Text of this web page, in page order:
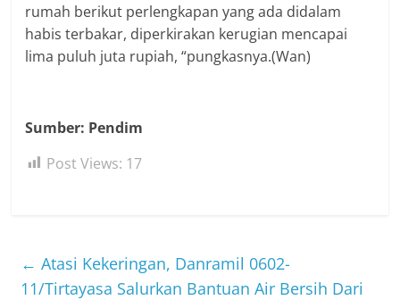
rumah berikut perlengkapan yang ada didalam
habis terbakar, diperkirakan kerugian mencapai
lima puluh juta rupiah, “pungkasnya.(Wan)
Sumber: Pendim
Post Views: 17
← Atasi Kekeringan, Danramil 0602-
11/Tirtayasa Salurkan Bantuan Air Bersih Dari